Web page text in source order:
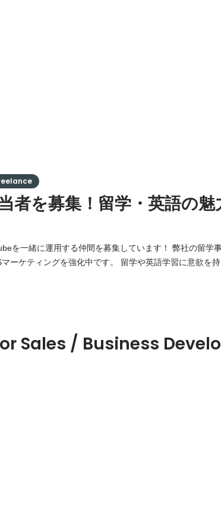
者を募集！留学・英語の魅
する仲間を募集しています！ 弊社の留学事業「スクールウィ
ーケティングを強化中です。 留学や英語学習に意欲を持
channel/UCTc_4cf4owFbTeM32Zg5NHA
Sales / Business